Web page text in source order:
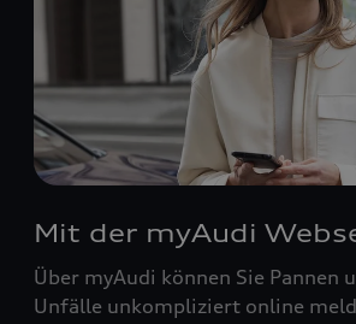
Mit der myAudi
Über myAudi können Sie Pannen
Unfälle unkompliziert online